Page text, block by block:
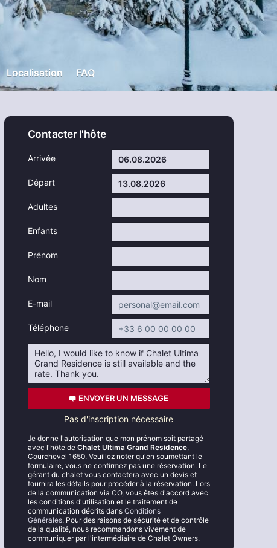
Localisation FAQ
Contacter l'hôte
Arrivée
Départ
Adultes
Enfants
Prénom
Nom
E-mail
Téléphone
ENVOYER UN MESSAGE
Pas d'inscription nécessaire
Je donne l'autorisation que mon prénom soit partagé
avec l'hôte de Chalet Ultima Grand Residence,
Courchevel 1650. Veuillez noter qu'en soumettant le
formulaire, vous ne confirmez pas une réservation. Le
gérant du chalet vous contactera avec un devis et
fournira les détails pour procéder à la réservation. Lors
de la communication via CO, vous êtes d'accord avec
les conditions d'utilisation et le traitement de
communication décrits dans Conditions
Générales. Pour des raisons de sécurité et de contrôle
de la qualité, nous recommandons vivement de
communiquer par l'intermédiaire de Chalet Owners.